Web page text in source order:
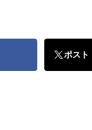
ポスト